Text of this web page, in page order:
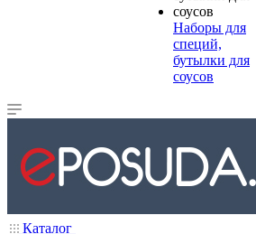
Наборы для
специй,
бутылки для
соусов
Каталог